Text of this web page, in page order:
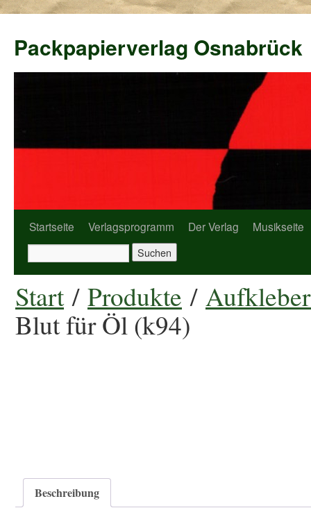
Packpapierverlag Osnabrück
Startseite Verlagsprogramm Der Verlag Musikseite
Start/ Produkte /
Blut für Öl (k94)
Beschreibung